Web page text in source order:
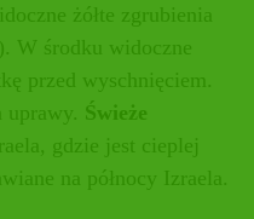
żółte zgrubienia
W środku widoczne
przed wyschnięciem.
Świeże
gdzie jest cieplej
na północy Izraela.